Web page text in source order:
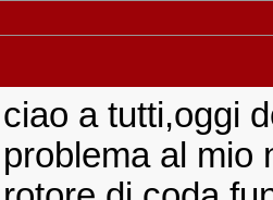
ciao a tutti,oggi
problema al mio